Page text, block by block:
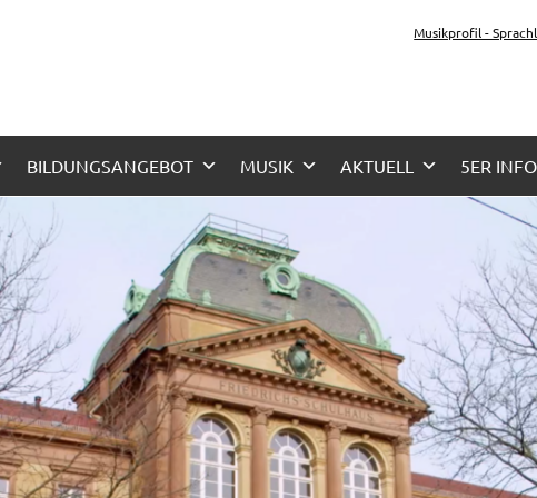
Gymnasium Karlsruhe
Musikprofil -
BILDUNGSANGEBOT MUSIK AKTUELL 5ER INFO